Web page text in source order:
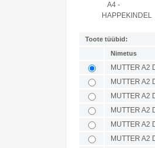
A4 -
HAPPEKINDEL
Toote tüübid:
Nimetus
MUTTER A2
MUTTER A2
MUTTER A2
MUTTER A2
MUTTER A2
MUTTER A2